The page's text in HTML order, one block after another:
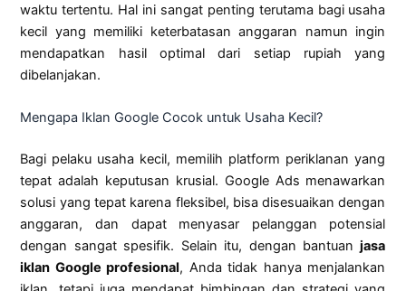
waktu tertentu. Hal ini sangat penting terutama bagi usaha
kecil yang memiliki keterbatasan anggaran namun ingin
mendapatkan hasil optimal dari setiap rupiah yang
dibelanjakan.
Mengapa Iklan Google Cocok untuk Usaha Kecil?
Bagi pelaku usaha kecil, memilih platform periklanan yang
tepat adalah keputusan krusial. Google Ads menawarkan
solusi yang tepat karena fleksibel, bisa disesuaikan dengan
anggaran, dan dapat menyasar pelanggan potensial
dengan sangat spesifik. Selain itu, dengan bantuanjasa
iklan Google profesional, Anda tidak hanya menjalankan